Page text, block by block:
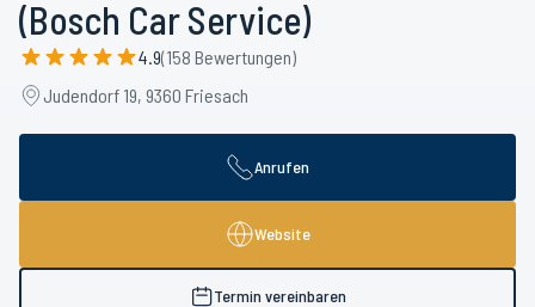
(Bosch Car Service)
4.9(158 Bewertungen)
Judendorf 19, 9360 Friesach
Anrufen
Website
Termin vereinbaren